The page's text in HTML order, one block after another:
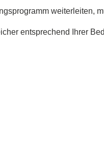
weiterleiten,
entsprechend Ihrer